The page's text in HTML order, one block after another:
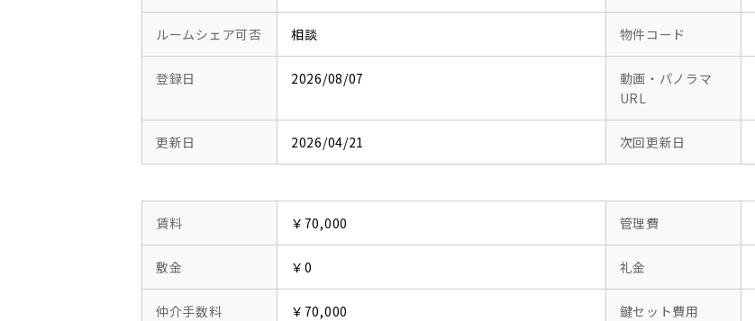
ルームシェア可否 相談 物件コード
登録日 2026/08/07
動画・パノラマ
URL
更新日 2026/04/21 次回更新日
賃料 ￥70,000 管理費
敷金 ￥0 礼金
仲介手数料 ￥70,000 鍵セット費用